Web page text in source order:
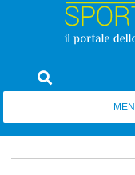
Sport&Impianti